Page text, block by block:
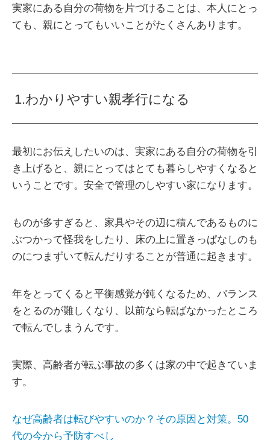
実家にある自分の荷物を片づけることは、本人にとっ
ても、親にとってもいいことがたくさんあります。
1.わかりやすい親孝行になる
最初にお伝えしたいのは、実家にある自分の荷物を引
き上げると、親にとってはとても暮らしやすくなると
いうことです。安全で管理のしやすい家になります。
ものが多すぎると、家具やその辺に積んであるものに
ぶつかって怪我をしたり、床の上に置きっぱなしのも
のにつまずいて転んだりすることが普通に起きます。
年をとってくると平衡感覚が鈍くなるため、バランス
をとるのが難しくなり、以前なら転ばなかったところ
で転んでしまうんです。
実際、高齢者が転ぶ事故の多くは家の中で起きていま
す。
なぜ高齢者は転びやすいのか？その原因と対策。50
代の今から予防すべし